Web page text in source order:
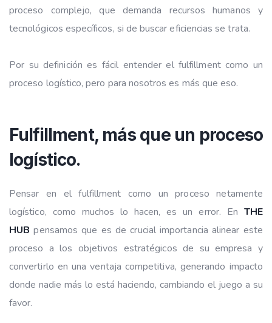
proceso complejo, que demanda recursos humanos y
tecnológicos específicos, si de buscar eficiencias se trata.
Por su definición es fácil entender el fulfillment como un
proceso logístico, pero para nosotros es más que eso.
Fulfillment, más que un proceso
logístico.
Pensar en el fulfillment como un proceso netamente
logístico, como muchos lo hacen, es un error. En THE
HUB pensamos que es de crucial importancia alinear este
proceso a los objetivos estratégicos de su empresa y
convertirlo en una ventaja competitiva, generando impacto
donde nadie más lo está haciendo, cambiando el juego a su
favor.